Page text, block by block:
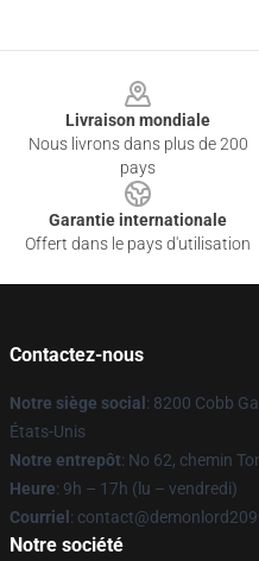
Livraison mondiale
Nous livrons dans plus de 200
pays
Garantie internationale
Offert dans le pays d'utilisation
Contactez-nous
Notre siège social : 8200 Cobb
États-Unis
Notre entrepôt: No 62, chemin
Heure: 9h – 17h (lu – vendredi)
Courriel :
Notre société